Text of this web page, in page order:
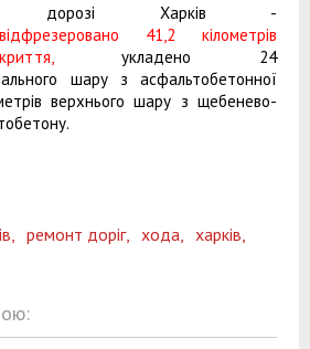
дорозі Харків -
41,2 кілометрів
укладено 24
шару з асфальтобетонної
верхнього шару з щебенево-
ремонт доріг, хода,
харків,